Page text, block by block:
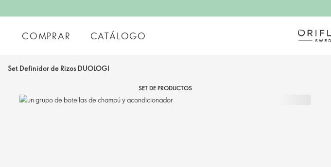
COMPRAR CATÁLOGO
Set Definidor de Rizos DUOLOGI
SET DE PRODUCTOS